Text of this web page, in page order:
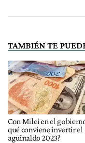
TAMBIÉN TE
Con Milei en el
qué conviene invertir el
aguinaldo 2023?